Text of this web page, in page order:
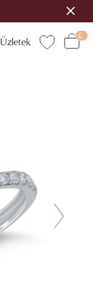
Üzletek